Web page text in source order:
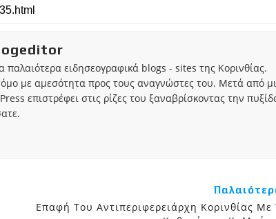
παλαιότερα ειδησεογραφικά blogs - sites της Κορινθίας.
με αμεσότητα προς τους αναγνώστες του. Μετά από
επιστρέφει στις ρίζες του ξαναβρίσκοντας την
Επαφή Του Αντιπεριφερειάρχη Κορινθίας Με